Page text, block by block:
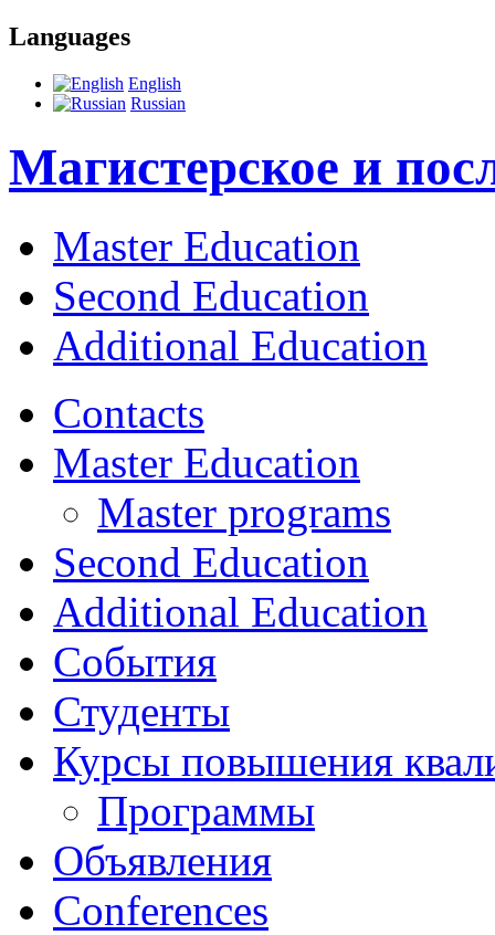
Languages
English
Russian
Магистерское и
Master Education
Second Education
Additional Education
Contacts
Master Education
Master programs
Second Education
Additional Education
События
Студенты
Курсы повышения
Программы
Объявления
Conferences